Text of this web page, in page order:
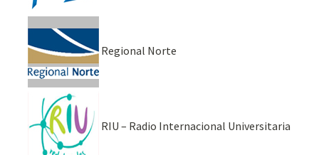
Regional Norte
RIU – Radio Internacional Universitaria